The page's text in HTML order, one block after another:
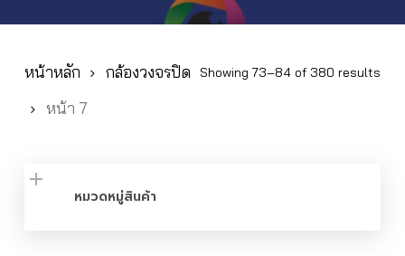
Showing 73–84 of 380 results
หน้าหลัก
กล้องวงจรปิด
หน้า 7
หมวดหมู่สินค้า